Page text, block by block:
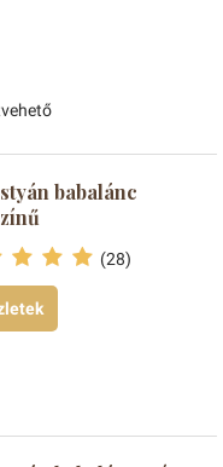
babalánc
(28)